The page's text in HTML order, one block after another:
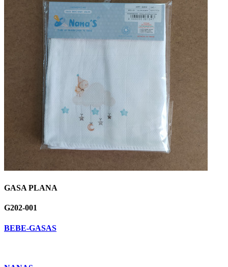
GASA PLANA
G202-001
BEBE-GASAS